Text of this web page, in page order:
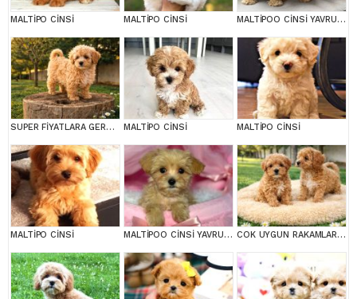
MALTİPO CİNSİ MALTİPO CİNSİ MALTİPOO CİNSİ YAVRULAR EV ÜRETİMİ
SUPER FİYATLARA GERÇEK MALTİPOO YAVRULAR MALTİPO CİNSİ MALTİPO CİNSİ
MALTİPO CİNSİ MALTİPOO CİNSİ YAVRULAR EV ÜRETİMİ COK UYGUN RAKAMLARA GERÇEK MALTİPOO YAVRULAR